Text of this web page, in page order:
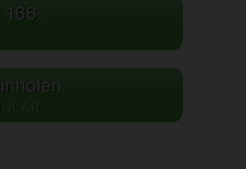
166